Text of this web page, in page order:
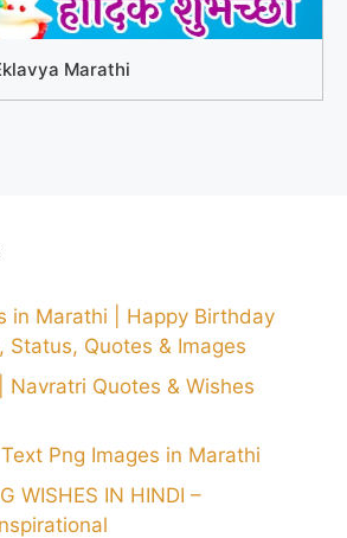
Marathi
in Marathi | Happy Birthday
Status, Quotes & Images
| Navratri Quotes & Wishes
Png Images in Marathi
WISHES IN HINDI –